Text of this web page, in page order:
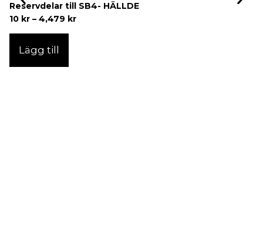
Reservdelar till SB4- HÄLLDE
10 kr – 4,479 kr
Lägg till